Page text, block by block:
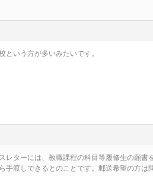
という方が多いみたいです。
レターには、教職課程の科目等履修生の願
手渡しできるとのことです。郵送希望の方は